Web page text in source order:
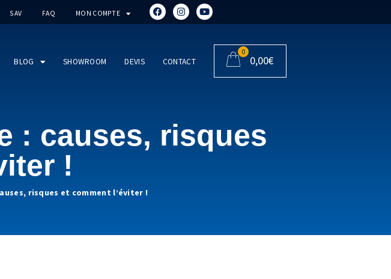
SAV FAQ MON COMPTE
BLOG SHOWROOM DEVIS CONTACT
0
0,00€
: causes, risques
!
risques et comment l’éviter !